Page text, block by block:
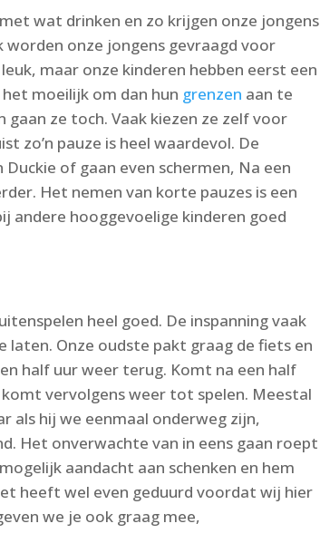
wat drinken en zo krijgen onze jongens
onze jongens gevraagd voor
maar onze kinderen hebben eerst een
moeilijk om dan hun grenzen aan te
gaan ze toch. Vaak kiezen ze zelf voor
zo’n pauze is heel waardevol. De
of gaan even schermen, Na een
Het nemen van korte pauzes is een
andere hooggevoelige kinderen goed
heel goed. De inspanning vaak
laten. Onze oudste pakt graag de fiets en
half uur weer terug. Komt na een half
vervolgens weer tot spelen. Meestal
als hij we eenmaal onderweg zijn,
Het onverwachte van in eens gaan roept
aandacht aan schenken en hem
heeft wel even geduurd voordat wij hier
we je ook graag mee,